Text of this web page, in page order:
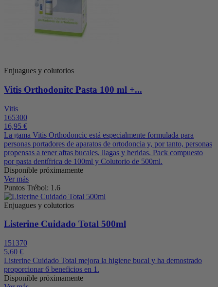
Enjuagues y colutorios
Vitis Orthodonitc Pasta 100 ml +...
Vitis
165300
16,95 €
La gama Vitis Orthodoncic está especialmente formulada para
personas portadores de aparatos de ortodoncia y, por tanto, personas
propensas a tener aftas bucales, llagas y heridas. Pack compuesto
por pasta dentífrica de 100ml y Colutorio de 500ml.
Disponible próximamente
Ver más
Puntos Trébol: 1.6
Enjuagues y colutorios
Listerine Cuidado Total 500ml
151370
5,60 €
Listerine Cuidado Total mejora la higiene bucal y ha demostrado
proporcionar 6 beneficios en 1.
Disponible próximamente